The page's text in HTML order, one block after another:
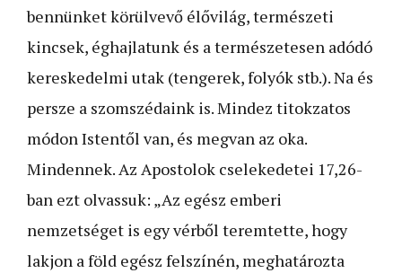
bennünket körülvevő élővilág, természeti
kincsek, éghajlatunk és a természetesen adódó
kereskedelmi utak (tengerek, folyók stb.). Na és
persze a szomszédaink is. Mindez titokzatos
módon Istentől van, és megvan az oka.
Mindennek. Az Apostolok cselekedetei 17,26-
ban ezt olvassuk: „Az egész emberi
nemzetséget is egy vérből teremtette, hogy
lakjon a föld egész felszínén, meghatározta